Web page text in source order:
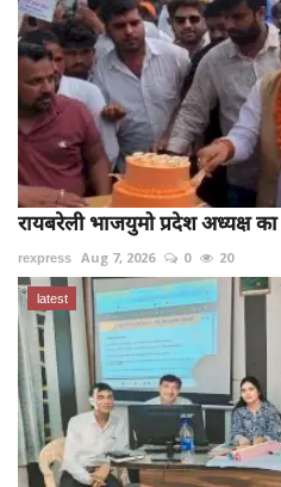
रायबरेली भाजयुमो प्रदेश
rexpress Aug 7, 2026 0 20
latest